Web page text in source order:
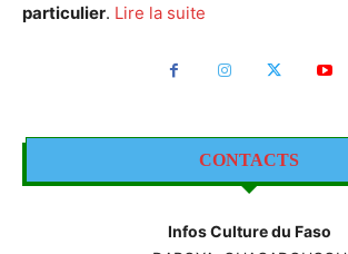
particulier. Lire la suite
CONTACTS
Infos Culture du Faso